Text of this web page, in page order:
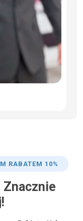
RABATEM 10%
Znacznie